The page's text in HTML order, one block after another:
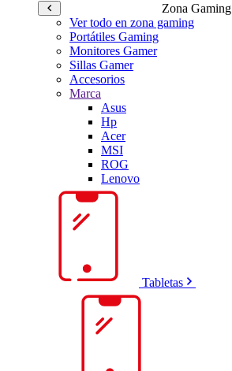
Zona Gaming
Ver todo en zona gaming
Portátiles Gaming
Monitores Gamer
Sillas Gamer
Accesorios
Marca
Asus
Hp
Acer
MSI
ROG
Lenovo
Tabletas